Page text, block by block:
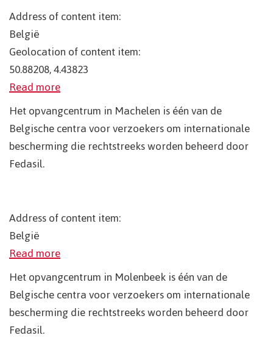
Address of content item:
België
Geolocation of content item:
50.88208, 4.43823
Read more
Het opvangcentrum in Machelen is één van de
Belgische centra voor verzoekers om internationale
bescherming die rechtstreeks worden beheerd door
Fedasil.
Address of content item:
België
Read more
Het opvangcentrum in Molenbeek is één van de
Belgische centra voor verzoekers om internationale
bescherming die rechtstreeks worden beheerd door
Fedasil.